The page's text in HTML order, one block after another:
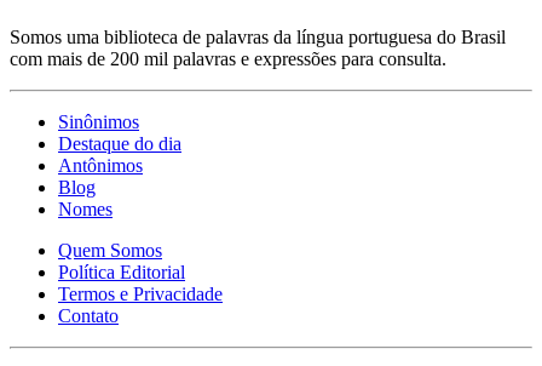
Somos uma biblioteca de palavras da língua portuguesa do Brasil
com mais de 200 mil palavras e expressões para consulta.
Sinônimos
Destaque do dia
Antônimos
Blog
Nomes
Quem Somos
Política Editorial
Termos e Privacidade
Contato